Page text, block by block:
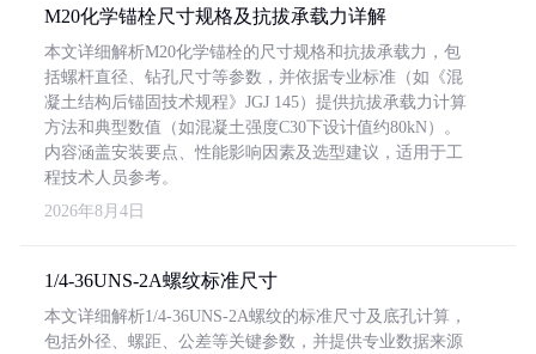
M20化学锚栓尺寸规格及抗拔承载力详解
本文详细解析M20化学锚栓的尺寸规格和抗拔承载力，包
括螺杆直径、钻孔尺寸等参数，并依据专业标准（如《混
凝土结构后锚固技术规程》JGJ 145）提供抗拔承载力计算
方法和典型数值（如混凝土强度C30下设计值约80kN）。
内容涵盖安装要点、性能影响因素及选型建议，适用于工
程技术人员参考。
2026年8月4日
1/4-36UNS-2A螺纹标准尺寸
本文详细解析1/4-36UNS-2A螺纹的标准尺寸及底孔计算，
包括外径、螺距、公差等关键参数，并提供专业数据来源